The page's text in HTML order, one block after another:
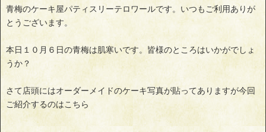
青梅のケーキ屋パティスリーテロワールです。いつもご利用ありが
とうございます。
本日１０月６日の青梅は肌寒いです。皆様のところはいかがでしょ
うか？
さて店頭にはオーダーメイドのケーキ写真が貼ってありますが今回
ご紹介するのはこちら